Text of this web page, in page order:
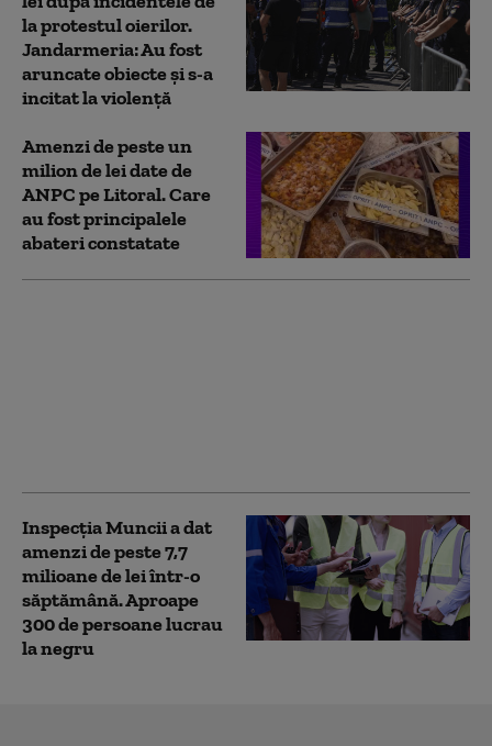
la protestul oierilor.
Jandarmeria: Au fost
aruncate obiecte și s-a
incitat la violență
Amenzi de peste un
milion de lei date de
ANPC pe Litoral. Care
au fost principalele
abateri constatate
Inspecția Muncii a dat
amenzi de peste 7,7
milioane de lei într-o
săptămână. Aproape
300 de persoane lucrau
la negru